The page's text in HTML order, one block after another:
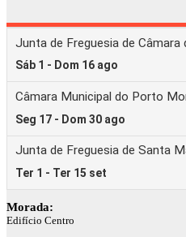
Morada:
Edifício Centro